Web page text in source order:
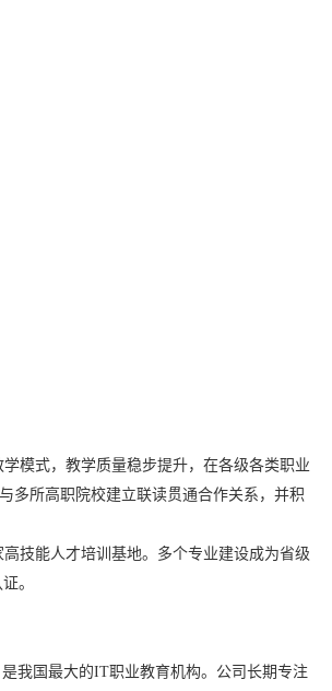
模式，教学质量稳步提升，在各级各类职业
多所高职院校建立联读贯通合作关系，并积
技能人才培训基地。多个专业建设成为省级
。
我国最大的IT职业教育机构。公司长期专注